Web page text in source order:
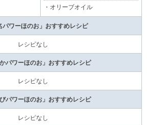
・オリーブオイル
パワーほのお」おすすめレシピ
レシピなし
かパワーほのお」おすすめレシピ
レシピなし
びパワーほのお」おすすめレシピ
レシピなし